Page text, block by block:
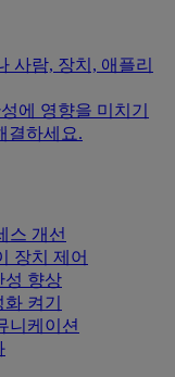
사람, 장치, 애플리
에 영향을 미치기
결하세요.
스 개선
장치 제어
성 향상
켜기
니케이션